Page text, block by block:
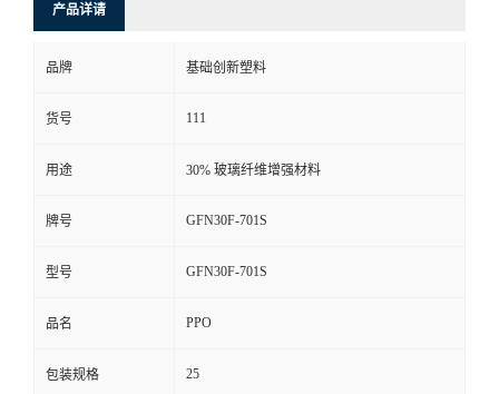
产品详请
品牌 基础创新塑料
货号 111
用途 30% 玻璃纤维增强材料
牌号 GFN30F-701S
型号 GFN30F-701S
品名 PPO
包装规格 25